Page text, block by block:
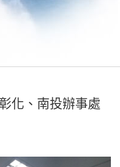
化、南投辦事處